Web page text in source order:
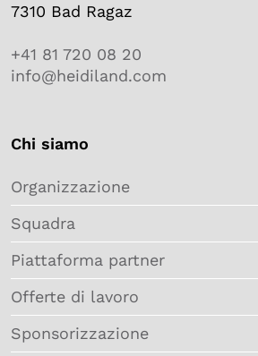
7310 Bad Ragaz
+41 81 720 08 20
info@heidiland.com
Chi siamo
Organizzazione
Squadra
Piattaforma partner
Offerte di lavoro
Sponsorizzazione